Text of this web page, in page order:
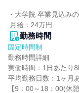
・大学院 卒業見込み
月給：24万円
勤務時間
固定時間制
勤務時間詳細
実働時間：1日あたり8
平均勤務日数：1ヶ月
【9：00～18：00(休